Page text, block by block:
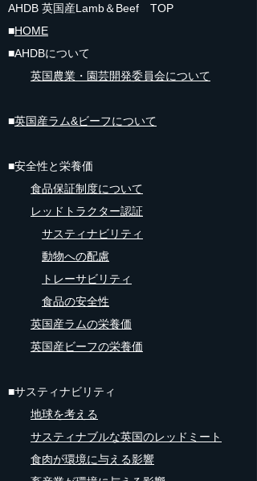
AHDB 英国産Lamb＆Beef TOP
■HOME
■AHDBについて
英国農業・園芸開発委員会について
■英国産ラム&ビーフについて
■安全性と栄養価
食品保証制度​について
レッドトラクター認証
サスティナビリティ
動物への配慮
トレーサビリティ
食品の安全性
英国産ラムの栄養価
英国産ビーフの栄養価
■サスティナビリティ
地球を考える
サスティナブルな英国のレッドミート
食肉が環境に与える影響